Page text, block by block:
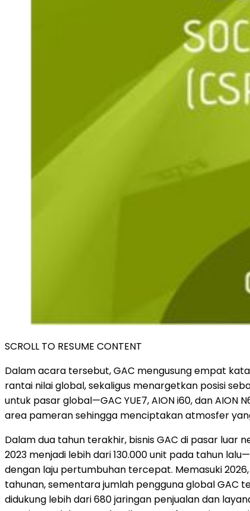
SCROLL TO RESUME CONTENT
Dalam acara tersebut, GAC mengusung empat
rantai nilai global, sekaligus menargetkan posisi
untuk pasar global—GAC YUE7, AION i60, dan
area pameran sehingga menciptakan atmosfer
Dalam dua tahun terakhir, bisnis GAC di pasar luar
2023 menjadi lebih dari 130.000 unit pada tahun
dengan laju pertumbuhan tercepat. Memasuki
tahunan, sementara jumlah pengguna global GAC
didukung lebih dari 680 jaringan penjualan dan